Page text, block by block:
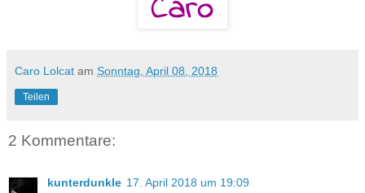
Caro Lolcat am Sonntag, April 08, 2018
Teilen
2 Kommentare:
kunterdunkle 17. April 2018 um 19:09